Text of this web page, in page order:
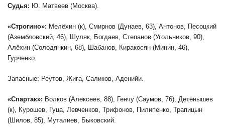
Судья: Ю. Матвеев (Москва).
«Строгино»: Мелёхин (к), Смирнов (Дунаев, 63), Антонов, Песоцкий
(Азембловский, 46), Шуляк, Богдаев, Степанов (Угольников, 90),
Алёхин (Солодянкин, 68), Шабанов, Киракосян (Минин, 46),
Гурченко.
Запасные: Реутов, Жига, Саликов, Аденийи.
«Спартак»: Волков (Алексеев, 88), Генчу (Саумов, 76), Детёнышев
(к), Курошев, Гуца, Левченков, Трифонов, Пилипенко, Трапицын
(Шилов, 85), Муталиев, Быковский.